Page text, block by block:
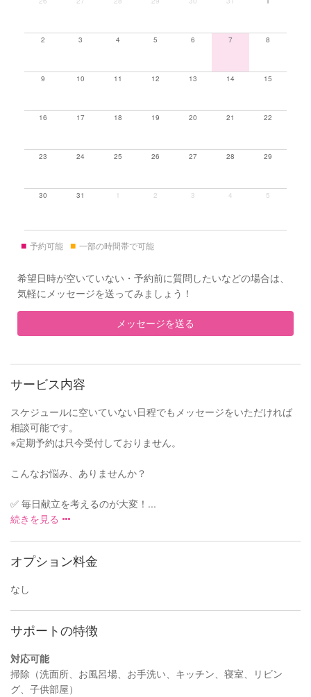
2 3 4 5 6 7 8
9 10 11 12 13 14 15
16 17 18 19 20 21 22
23 24 25 26 27 28 29
30 31 1 2 3 4 5
■ 予約可能 ■ 一部の時間帯で可能
希望日時が空いていない・予約前に質問したいなどの場合は、
気軽にメッセージを送ってみましょう！
メッセージを送る
サービス内容
スケジュールに空いていない日程でもメッセージをいただければ
相談可能です。
※定期予約は只今受付しておりません。
こんなお悩み、ありませんか？
✅ 毎日献立を考えるのが大変！...
続きを見る
オプション料金
なし
サポートの特徴
対応可能
掃除（洗面所、お風呂場、お手洗い、キッチン、寝室、リビン
グ、子供部屋）